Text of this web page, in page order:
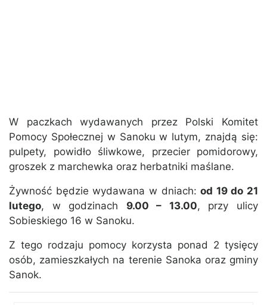
W paczkach wydawanych przez Polski Komitet
Pomocy Społecznej w Sanoku w lutym, znajdą się:
pulpety, powidło śliwkowe, przecier pomidorowy,
groszek z marchewka oraz herbatniki maślane.
Żywność będzie wydawana w dniach:od 19 do 21
lutego, w godzinach 9.00 – 13.00, przy ulicy
Sobieskiego 16 w Sanoku.
Z tego rodzaju pomocy korzysta ponad 2 tysięcy
osób, zamieszkałych na terenie Sanoka oraz gminy
Sanok.